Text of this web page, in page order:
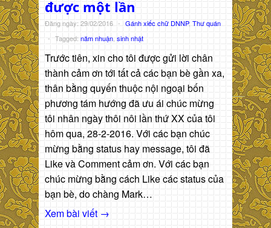
được một lần
Đăng ngày: 29/02/2016 - Gánh xiếc chữ DNNP, Thư quán
- Tagged:năm nhuận sinh nhật
Trước tiên, xin cho tôi được gửi lời chân
thành cảm ơn tới tất cả các bạn bè gần xa,
thân bằng quyến thuộc nội ngoại bốn
phương tám hướng đã ưu ái chúc mừng
tôi nhân ngày thôi nôi lần thứ XX của tôi
hôm qua, 28-2-2016. Với các bạn chúc
mừng bằng status hay message, tôi đã
Like và Comment cảm ơn. Với các bạn
chúc mừng bằng cách Like các status của
bạn bè, do chàng Mark…
Xem bài viết →